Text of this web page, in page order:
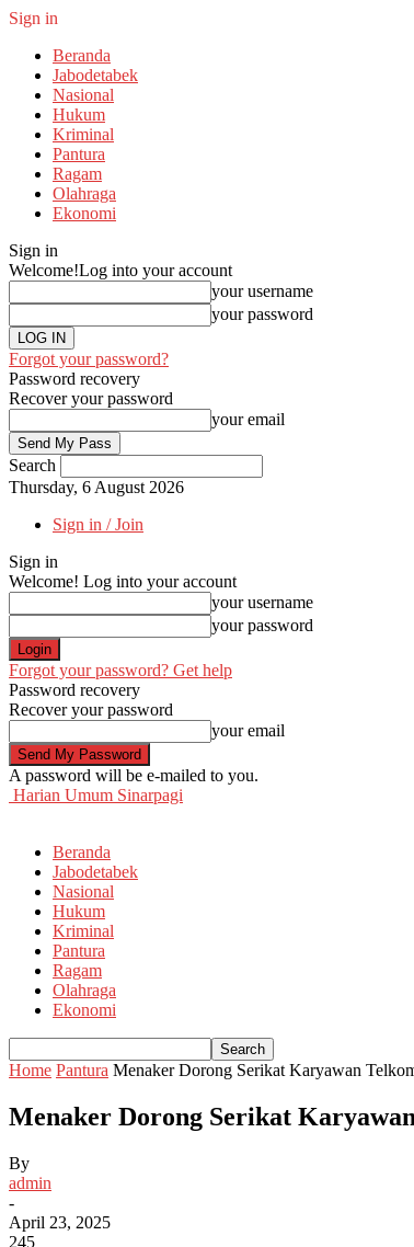
Sign in
Beranda
Jabodetabek
Nasional
Hukum
Kriminal
Pantura
Ragam
Olahraga
Ekonomi
Sign in
Welcome!Log into your account
your username
your password
Forgot your password?
Password recovery
Recover your password
your email
Search
Thursday, 6 August 2026
Sign in / Join
Sign in
Welcome! Log into your account
your username
your password
Forgot your password? Get help
Password recovery
Recover your password
your email
A password will be e-mailed to you.
Harian Umum Sinarpagi
Beranda
Jabodetabek
Nasional
Hukum
Kriminal
Pantura
Ragam
Olahraga
Ekonomi
Home Pantura Menaker Dorong Serikat Karyawan
Menaker Dorong Serikat
By
admin
-
April 23, 2025
245